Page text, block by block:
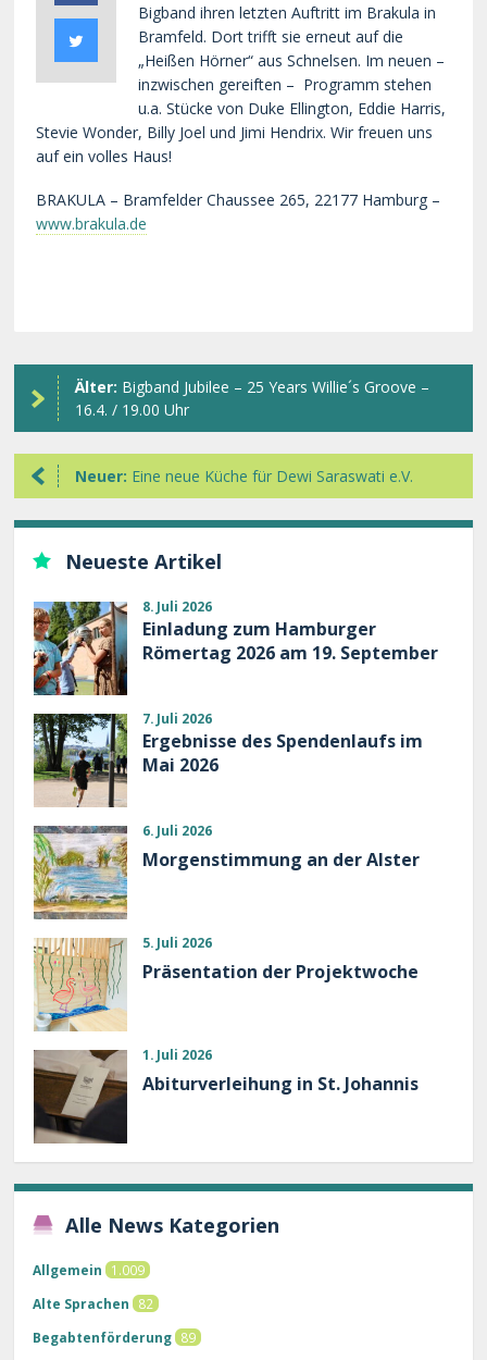
Bigband ihren letzten Auftritt im Brakula in
Bramfeld. Dort trifft sie erneut auf die
„Heißen Hörner“ aus Schnelsen. Im neuen –
inzwischen gereiften – Programm stehen
u.a. Stücke von Duke Ellington, Eddie Harris,
Stevie Wonder, Billy Joel und Jimi Hendrix. Wir freuen uns
auf ein volles Haus!
BRAKULA – Bramfelder Chaussee 265, 22177 Hamburg –
www.brakula.de
Älter: Bigband Jubilee – 25 Years Willie´s Groove –
16.4. / 19.00 Uhr
Neuer: Eine neue Küche für Dewi Saraswati e.V.
Neueste Artikel
8. Juli 2026
Einladung zum Hamburger
Römertag 2026 am 19. September
7. Juli 2026
Ergebnisse des Spendenlaufs im
Mai 2026
6. Juli 2026
Morgenstimmung an der Alster
5. Juli 2026
Präsentation der Projektwoche
1. Juli 2026
Abiturverleihung in St. Johannis
Alle News Kategorien
Allgemein
1.009
Alte Sprachen
82
Begabtenförderung 89